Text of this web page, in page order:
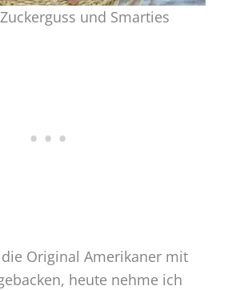
und Smarties
Original Amerikaner mit
heute nehme ich